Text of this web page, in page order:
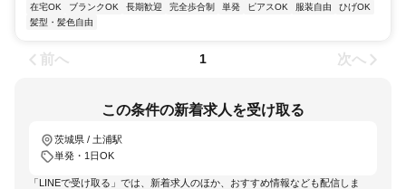
在宅OK
ブランクOK 長期歓迎 完全歩合制 単発 ピアスOK 服装自由
ひげOK
髪型・髪色自由
前へ 1 次へ
この条件の新着求人を受け取る
茨城県 / 土浦駅
単発・1日OK
「LINEで受け取る」では、新着求人のほか、おすすめ情報なども配信しま